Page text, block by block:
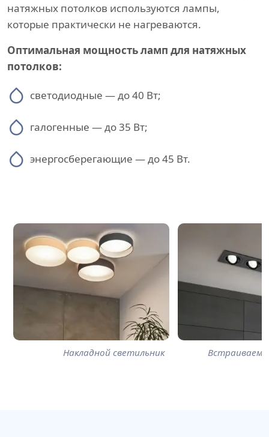
натяжных потолков используются лампы,
которые практически не нагреваются.
Оптимальная мощность ламп для натяжных
потолков:
светодиодные — до 40 Вт;
галогенные — до 35 Вт;
энергосберегающие — до 45 Вт.
Накладной светильник